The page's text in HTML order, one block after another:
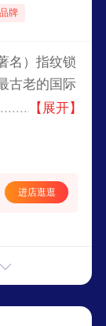
牌
名）指纹锁
古老的国际
全球领先的
【展开】
进店逛逛